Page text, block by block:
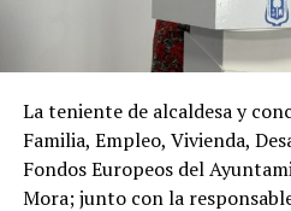
La teniente de alcaldesa y
Familia, Empleo, Vivienda,
Fondos Europeos del
Mora; junto con la